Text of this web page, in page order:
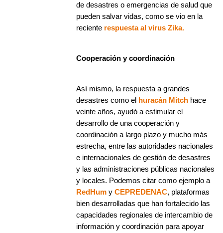
de desastres o emergencias de salud que
pueden salvar vidas, como se vio en la
reciente respuesta al virus Zika.
Cooperación y coordinación
Así mismo, la respuesta a grandes
desastres como el huracán Mitch hace
veinte años, ayudó a estimular el
desarrollo de una cooperación y
coordinación a largo plazo y mucho más
estrecha, entre las autoridades nacionales
e internacionales de gestión de desastres
y las administraciones públicas nacionales
y locales. Podemos citar como ejemplo a
RedHum y CEPREDENAC, plataformas
bien desarrolladas que han fortalecido las
capacidades regionales de intercambio de
información y coordinación para apoyar